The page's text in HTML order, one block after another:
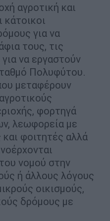
αγροτική και
κάτοικοι
για να
τους, τις
να εργαστούν
Πολυφύτου.
μεταφέρουν
φορτηγά
λεωφορεία με
φοιτητές αλλά
νομού στην
ή άλλους λόγους
οικισμούς,
δρόμους με